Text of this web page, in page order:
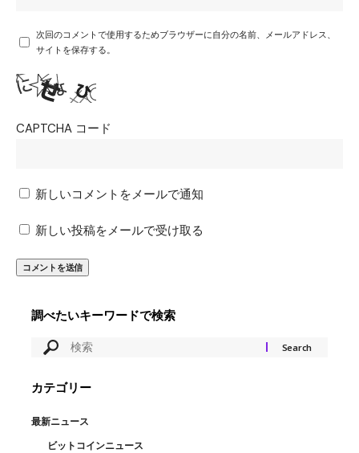
次回のコメントで使用するためブラウザーに自分の名前、メールアドレス、
サイトを保存する。
CAPTCHA コード
新しいコメントをメールで通知
新しい投稿をメールで受け取る
調べたいキーワードで検索
カテゴリー
最新ニュース
ビットコインニュース